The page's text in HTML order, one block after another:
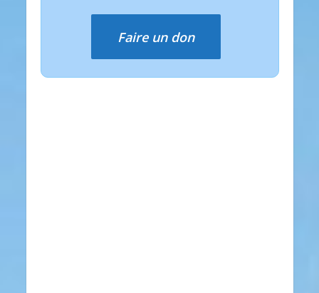
Faire un don